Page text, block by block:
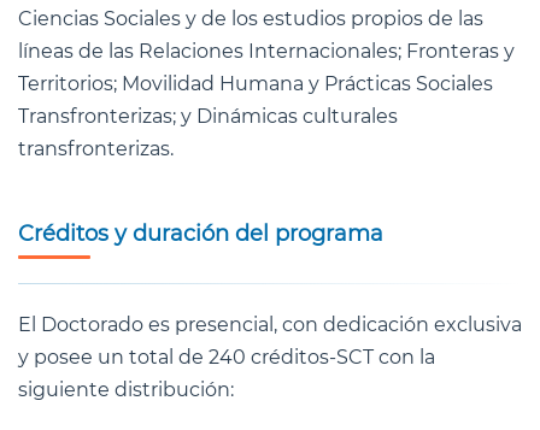
Ciencias Sociales y de los estudios propios de las
líneas de las Relaciones Internacionales; Fronteras y
Territorios; Movilidad Humana y Prácticas Sociales
Transfronterizas; y Dinámicas culturales
transfronterizas.
Créditos y duración del programa
El Doctorado es presencial, con dedicación exclusiva
y posee un total de 240 créditos-SCT con la
siguiente distribución: